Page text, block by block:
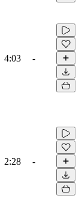
4:03 -
2:28 -